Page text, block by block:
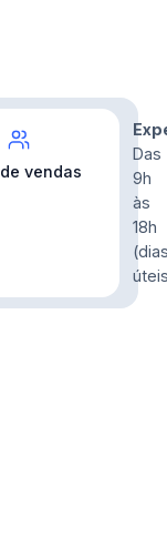
vendas
Das
9h
às
18h